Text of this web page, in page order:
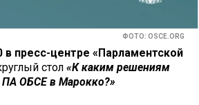
ФОТО: OSCE.ORG
в пресс-центре «Парламентской
стол «К каким решениям
ОБСЕ в Марокко?»